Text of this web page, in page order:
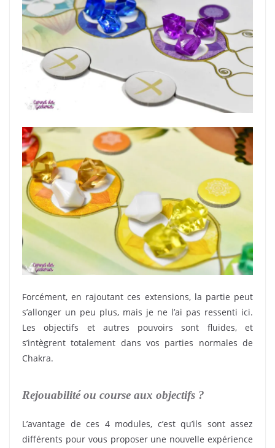
Forcément, en rajoutant ces extensions, la partie peut
s’allonger un peu plus, mais je ne l’ai pas ressenti ici.
Les objectifs et autres pouvoirs sont fluides, et
s’intègrent totalement dans vos parties normales de
Chakra.
Rejouabilité ou course aux objectifs ?
L’avantage de ces 4 modules, c’est qu’ils sont assez
différents pour vous proposer une nouvelle expérience